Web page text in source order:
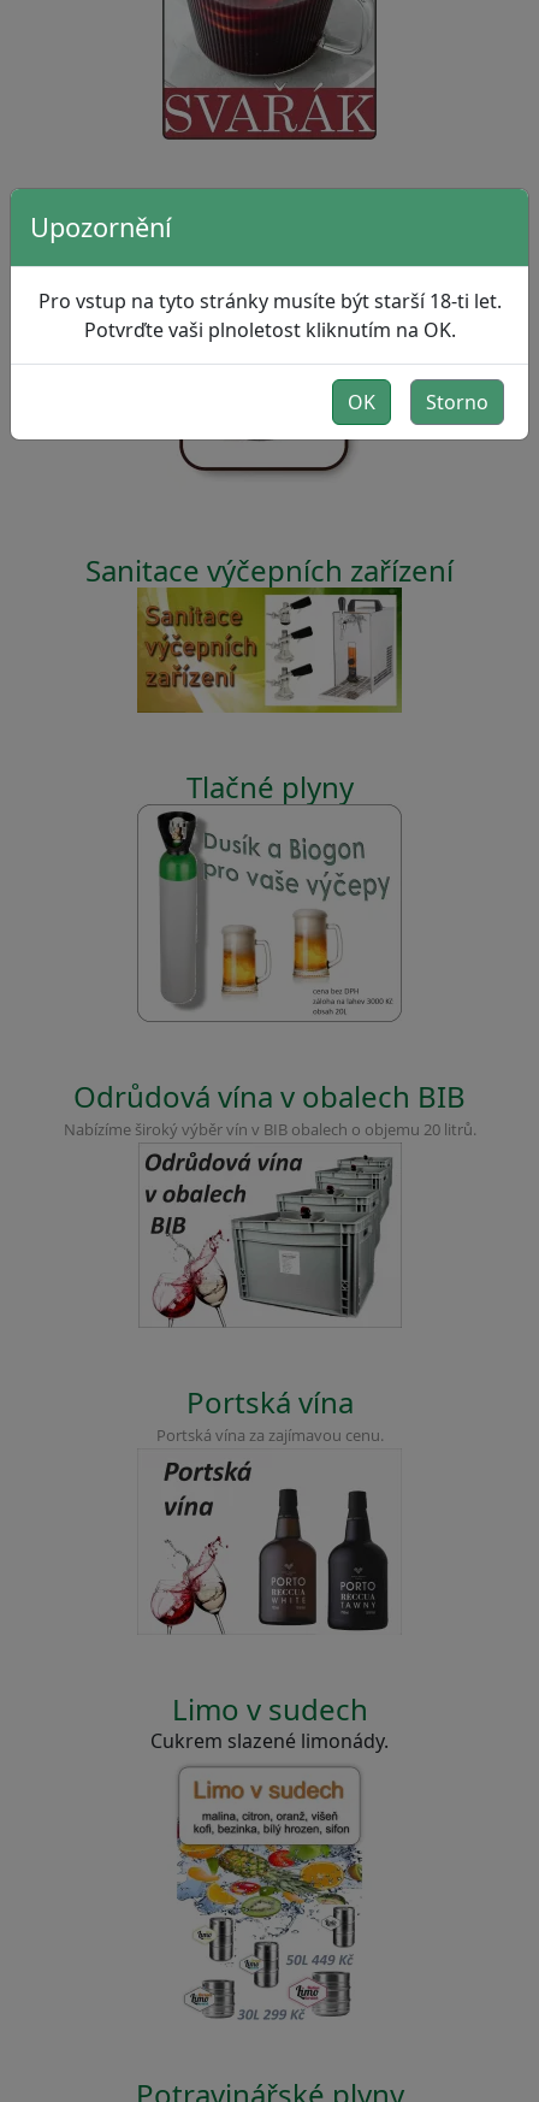
Sanitace výčepních zařízení
Tlačné plyny
Odrůdová vína v obalech BIB
Nabízíme široký výběr vín v BIB obalech o objemu 20 litrů.
Portská vína
Portská vína za zajímavou cenu.
Limo v sudech
Cukrem slazené limonády.
Upozornění
Pro vstup na tyto stránky musíte být starší 18-ti let.
Potvrďte vaši plnoletost kliknutím na OK.
OK Storno